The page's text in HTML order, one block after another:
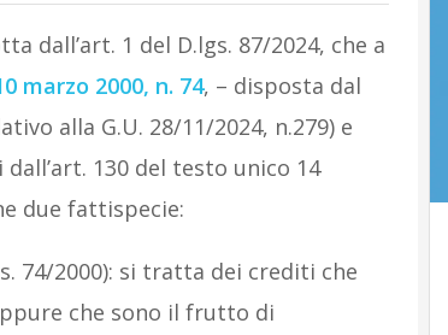
dall’art. 1 del D.lgs. 87/2024, che a
marzo 2000, n. 74, – disposta dal
alla G.U. 28/11/2024, n.279) e
130 del testo unico 14
due fattispecie:
74/2000): si tratta dei crediti che
che sono il frutto di